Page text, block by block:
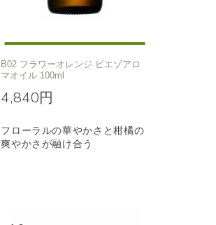
B02 フラワーオレンジ ピエゾアロ
マオイル 100ml
4,840円
フローラルの華やかさと柑橘の
爽やかさが融け合う